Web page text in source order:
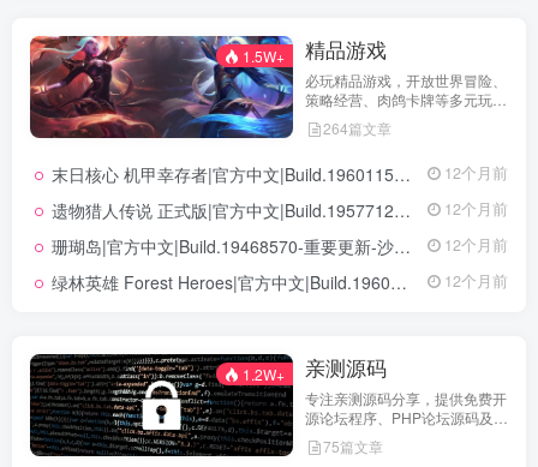
1.5W+ 精品游戏
必玩精品游戏，开放世界冒险、
策略经营、肉鸽卡牌等多元玩
法，满足不同玩家的喜好 。
264篇文章
末日核心 机甲幸存者|官方中文|Build.19601158|解压即撸| 12个月前
遗物猎人传说 正式版|官方中文|Build.19577129+全DLC|解压即撸| 12个月前
珊瑚岛|官方中文|Build.19468570-重要更新-沙盒|解压即撸| 12个月前
绿林英雄 Forest Heroes|官方中文|Build.19609351+全DLC|解压即撸| 12个月前
1.2W+ 亲测源码
专注亲测源码分享，提供免费开
源论坛程序、PHP论坛源码及论
坛搭建解决方案，所有源码均经
实际测试可用，助力快速搭建稳
75篇文章